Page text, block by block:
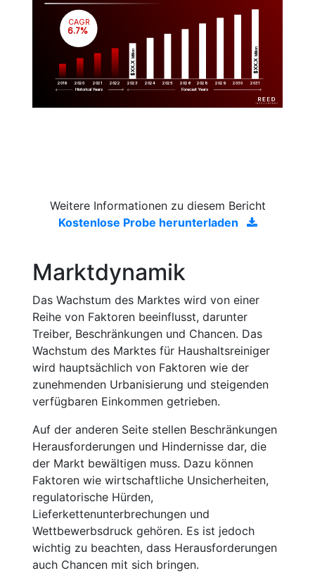
2019 2020 2021 2022 2023 2024 2025 2026 2028 2029 2030 2031
$XX.X
Million
$XX.X
Million
CAGR
6.7%
Historical Years Forecast Years
Weitere Informationen zu diesem Bericht
Kostenlose Probe herunterladen
Marktdynamik
Das Wachstum des Marktes wird von einer
Reihe von Faktoren beeinflusst, darunter
Treiber, Beschränkungen und Chancen. Das
Wachstum des Marktes für Haushaltsreiniger
wird hauptsächlich von Faktoren wie der
zunehmenden Urbanisierung und steigenden
verfügbaren Einkommen getrieben.
Auf der anderen Seite stellen Beschränkungen
Herausforderungen und Hindernisse dar, die
der Markt bewältigen muss. Dazu können
Faktoren wie wirtschaftliche Unsicherheiten,
regulatorische Hürden,
Lieferkettenunterbrechungen und
Wettbewerbsdruck gehören. Es ist jedoch
wichtig zu beachten, dass Herausforderungen
auch Chancen mit sich bringen.